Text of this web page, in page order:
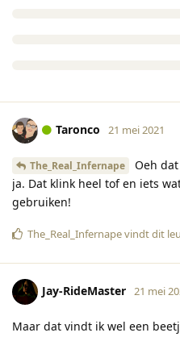
Taronco 21 mei 2021
The_Real_Infernape
Oeh
ja. Dat klink heel tof en iets
gebruiken!
The_Real_Infernapevindt dit
Jay-RideMaster 21 mei
Maar dat vindt ik wel een